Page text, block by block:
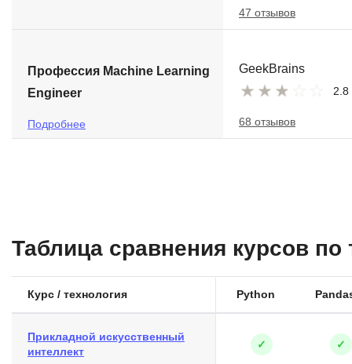
47 отзывов
Профессия Machine Learning
Engineer
Подробнее
GeekBrains
2.8
68 отзывов
Таблица сравнения курсов
Курс / технология Python
Прикладной искусственный
интеллект
✓ ✓